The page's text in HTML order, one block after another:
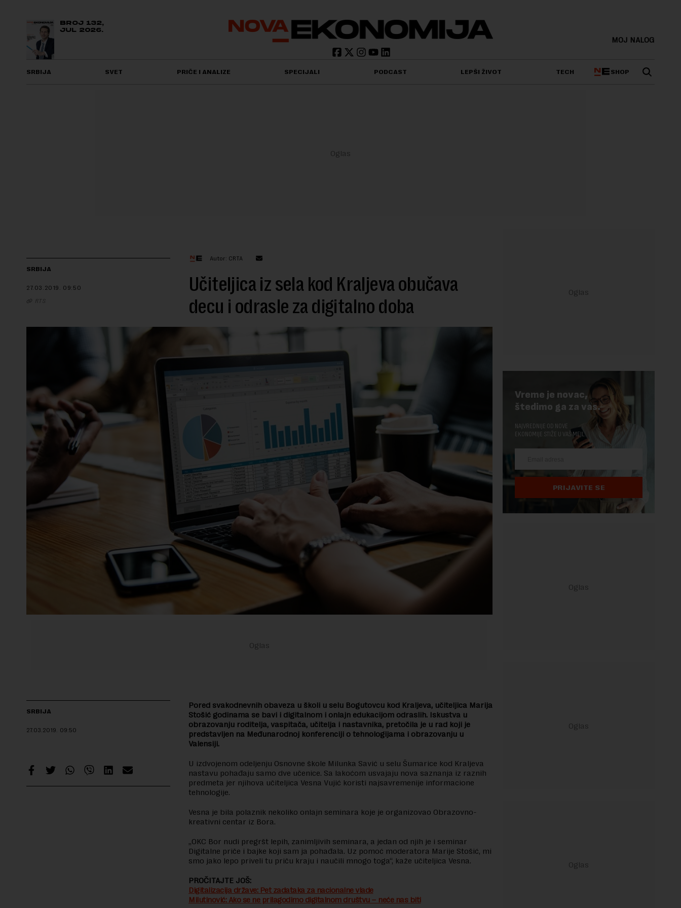
BROJ 132,
JUL 2026.
MOJ NALOG
SRBIJA SVET PRIČE I ANALIZE SPECIJALI PODCAST LEPŠI ŽIVOT TECH SHOP
SRBIJA
27.03.2019. 09:50
RTS
Autor: CRTA
Učiteljica iz sela kod Kraljeva obučava
decu i odrasle za digitalno doba
SRBIJA
27.03.2019. 09:50
Pored svakodnevnih obaveza u školi u selu Bogutovcu kod Kraljeva, učiteljica Marija
Stošić godinama se bavi i digitalnom i onlajn edukacijom odraslih. Iskustva u
obrazovanju roditelja, vaspitača, učitelja i nastavnika, pretočila je u rad koji je
predstavljen na Međunarodnoj konferenciji o tehnologijama i obrazovanju u
Valensiji.
U izdvojenom odeljenju Osnovne škole Milunka Savić u selu Šumarice kod Kraljeva
nastavu pohađaju samo dve učenice. Sa lakoćom usvajaju nova saznanja iz raznih
predmeta jer njihova učiteljica Vesna Vujić koristi najsavremenije informacione
tehnologije.
Vesna je bila polaznik nekoliko onlajn seminara koje je organizovao Obrazovno-
kreativni centar iz Bora.
„OKC Bor nudi pregršt lepih, zanimljivih seminara, a jedan od njih je i seminar
Digitalne priče i bajke koji sam ja pohađala. Uz pomoć moderatora Marije Stošić, mi
smo jako lepo priveli tu priču kraju i naučili mnogo toga“, kaže učiteljica Vesna.
PROČITAJTE JOŠ:
Digitalizacija države: Pet zadataka za nacionalne vlade
Milutinović: Ako se ne prilagodimo digitalnom društvu – neće nas biti
Vreme je novac,
štedimo ga za vas.
NAJVREDNIJE OD NOVE
EKONOMIJE STIŽE U VAŠ MEJL.
PRIJAVITE SE